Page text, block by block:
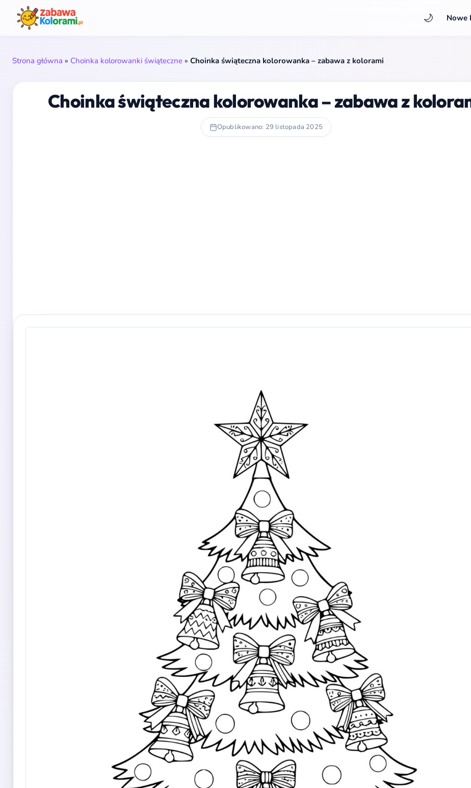
🌙 Nowe
Strona główna » Choinka kolorowanki świąteczne » Choinka świąteczna kolorowanka – zabawa z kolorami
Choinka świąteczna kolorowanka – zabawa z
Opublikowano: 29 listopada 2025